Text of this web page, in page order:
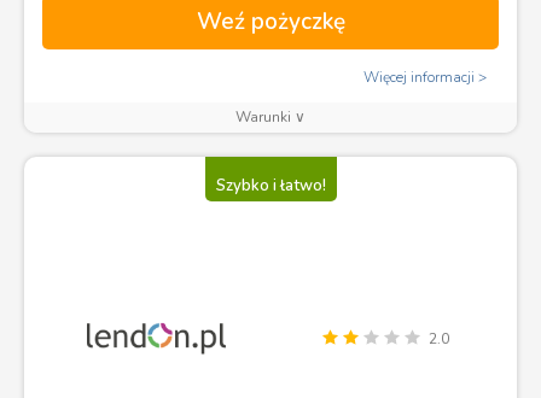
Weź pożyczkę
Więcej informacji
Warunki ∨
Szybko i łatwo!
2.0